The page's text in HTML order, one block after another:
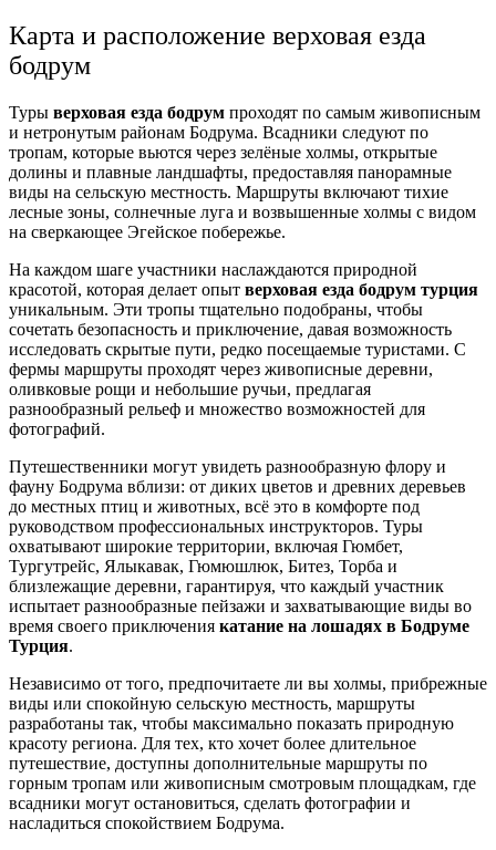
Карта и расположение верховая езда
бодрум
Туры верховая езда бодрум проходят по самым живописным
и нетронутым районам Бодрума. Всадники следуют по
тропам, которые вьются через зелёные холмы, открытые
долины и плавные ландшафты, предоставляя панорамные
виды на сельскую местность. Маршруты включают тихие
лесные зоны, солнечные луга и возвышенные холмы с видом
на сверкающее Эгейское побережье.
На каждом шаге участники наслаждаются природной
красотой, которая делает опыт верховая езда бодрум турция
уникальным. Эти тропы тщательно подобраны, чтобы
сочетать безопасность и приключение, давая возможность
исследовать скрытые пути, редко посещаемые туристами. С
фермы маршруты проходят через живописные деревни,
оливковые рощи и небольшие ручьи, предлагая
разнообразный рельеф и множество возможностей для
фотографий.
Путешественники могут увидеть разнообразную флору и
фауну Бодрума вблизи: от диких цветов и древних деревьев
до местных птиц и животных, всё это в комфорте под
руководством профессиональных инструкторов. Туры
охватывают широкие территории, включая Гюмбет,
Тургутрейс, Ялыкавак, Гюмюшлюк, Битез, Торба и
близлежащие деревни, гарантируя, что каждый участник
испытает разнообразные пейзажи и захватывающие виды во
время своего приключения катание на лошадях в Бодруме
Турция.
Независимо от того, предпочитаете ли вы холмы, прибрежные
виды или спокойную сельскую местность, маршруты
разработаны так, чтобы максимально показать природную
красоту региона. Для тех, кто хочет более длительное
путешествие, доступны дополнительные маршруты по
горным тропам или живописным смотровым площадкам, где
всадники могут остановиться, сделать фотографии и
насладиться спокойствием Бодрума.